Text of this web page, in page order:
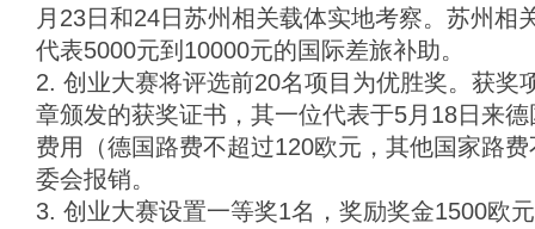
月23日和24日苏州相关载体实地考察。苏州相
代表5000元到10000元的国际差旅补助。
2. 创业大赛将评选前20名项目为优胜奖。获奖
章颁发的获奖证书，其一位代表于5月18日来
费用（德国路费不超过120欧元，其他国家路
委会报销。
3. 创业大赛设置一等奖1名，奖励奖金1500欧